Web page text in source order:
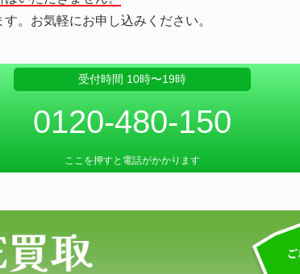
。お気軽にお申し込みください。
受付時間 10時〜19時
0120-480-150
ここを押すと電話がかかります